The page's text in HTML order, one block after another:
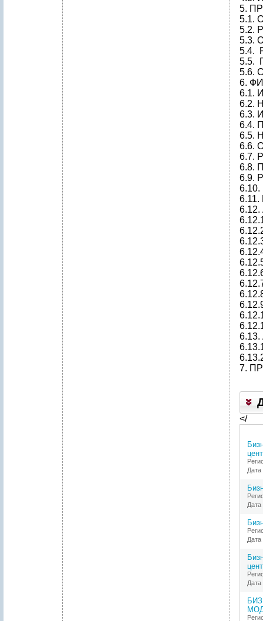
5.
5.1.
5.2.
5.3.
5.4.
5.5.
5.6.
6.
6.1.
6.2.
6.3.
6.4.
6.5.
6.6.
6.7.
6.8.
6.9.
6.10.
6.11.
6.12.
6.13.
7.
</